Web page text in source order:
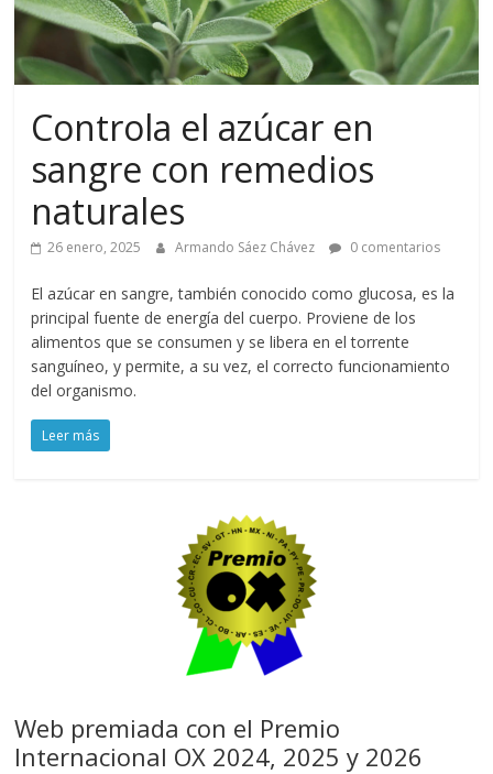
Controla el azúcar en
sangre con remedios
naturales
26 enero, 2025 Armando Sáez Chávez 0 comentarios
El azúcar en sangre, también conocido como glucosa, es la
principal fuente de energía del cuerpo. Proviene de los
alimentos que se consumen y se libera en el torrente
sanguíneo, y permite, a su vez, el correcto funcionamiento
del organismo.
Leer más
Web premiada con el Premio
Internacional OX 2024, 2025 y 2026